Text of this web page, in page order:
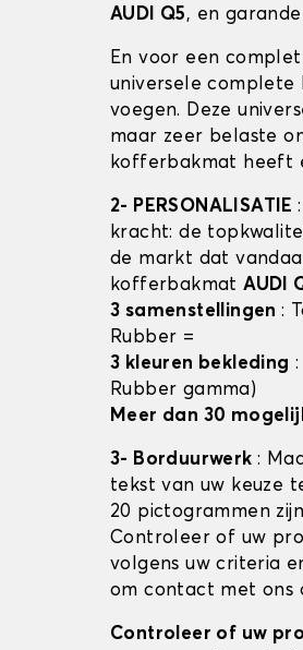
AUDI Q5, en
En voor een
universele complete
voegen. Deze
maar zeer belaste
kofferbakmat heeft
2- PERSONALISATIE
kracht: de
de markt dat
kofferbakmatAUDI
3 samenstellingen:
Rubber =
3 kleuren bekleding
Rubber gamma)
Meer dan 30
3- Borduurwerk :
tekst van uw keuze
20 pictogrammen
Controleer of uw
volgens uw criteria
om contact met ons
Controleer of uw